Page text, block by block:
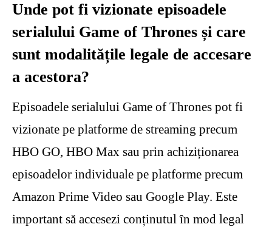
Unde pot fi vizionate episoadele
serialului Game of Thrones și care
sunt modalitățile legale de accesare
a acestora?
Episoadele serialului Game of Thrones pot fi
vizionate pe platforme de streaming precum
HBO GO, HBO Max sau prin achiziționarea
episoadelor individuale pe platforme precum
Amazon Prime Video sau Google Play. Este
important să accesezi conținutul în mod legal